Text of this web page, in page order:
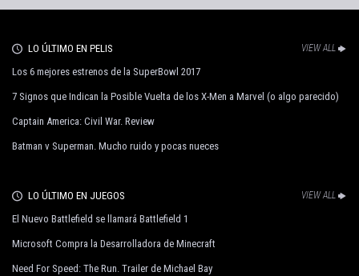
LO ÚLTIMO EN PELIS VIEW ALL
Los 6 mejores estrenos de la SuperBowl 2017
7 Signos que Indican la Posible Vuelta de los X-Men a Marvel (o algo parecido)
Captain America: Civil War. Review
Batman v Superman. Mucho ruido y pocas nueces
LO ÚLTIMO EN JUEGOS VIEW ALL
El Nuevo Battlefield se llamará Battlefield 1
Microsoft Compra la Desarrolladora de Minecraft
Need For Speed: The Run. Trailer de Michael Bay